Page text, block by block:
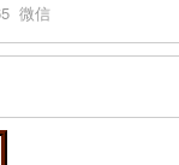
微信